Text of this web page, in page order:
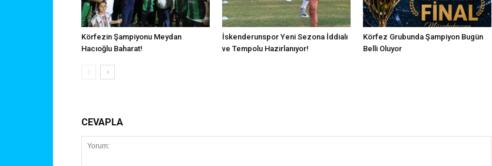
Körfezin Şampiyonu Meydan
Hacıoğlu Baharat!
İskenderunspor Yeni Sezona İddialı
ve Tempolu Hazırlanıyor!
Körfez Grubunda Şampiyon Bugün
Belli Oluyor
CEVAPLA